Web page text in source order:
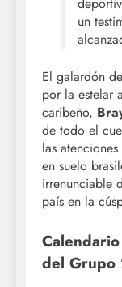
un
El galardón
por la estelar
caribeño,
de todo el
las
en suelo
irrenunciable
país en la
del Grupo